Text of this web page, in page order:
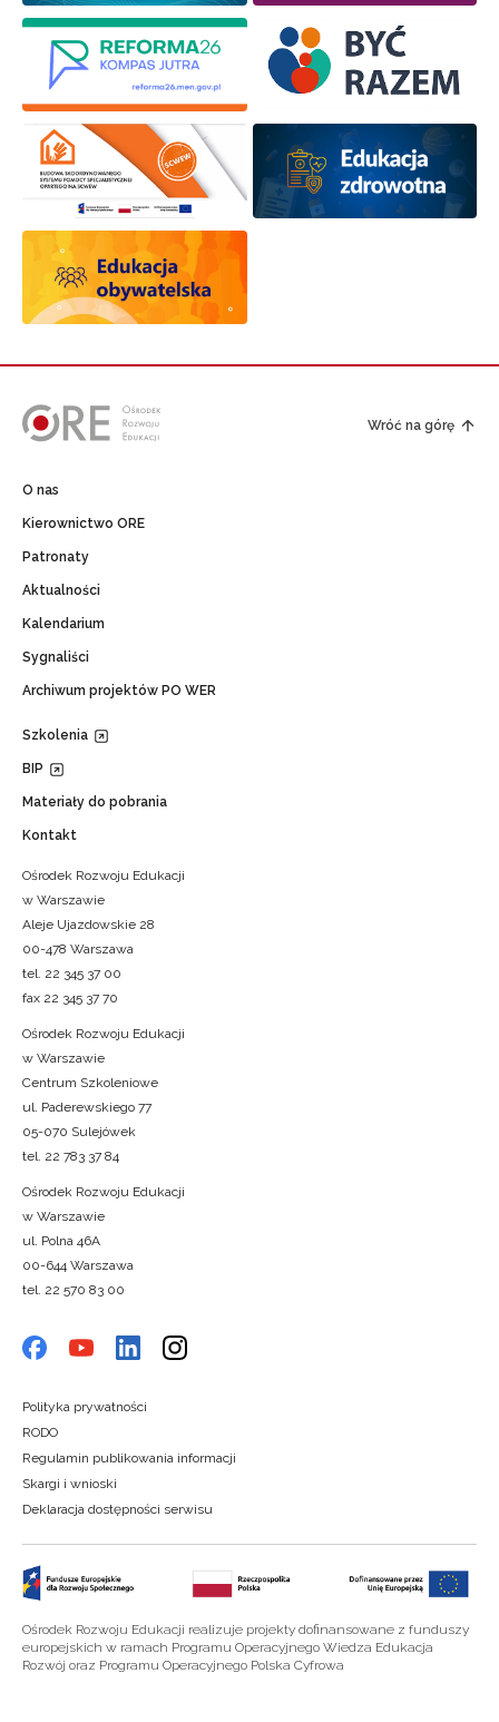
Wróć na górę
O nas
Kierownictwo ORE
Patronaty
Aktualności
Kalendarium
Sygnaliści
Archiwum projektów PO WER
Szkolenia
BIP
Materiały do pobrania
Kontakt
Ośrodek Rozwoju Edukacji
w Warszawie
Aleje Ujazdowskie 28
00-478 Warszawa
tel. 22 345 37 00
fax 22 345 37 70
Ośrodek Rozwoju Edukacji
w Warszawie
Centrum Szkoleniowe
ul. Paderewskiego 77
05-070 Sulejówek
tel. 22 783 37 84
Ośrodek Rozwoju Edukacji
w Warszawie
ul. Polna 46A
00-644 Warszawa
tel. 22 570 83 00
Polityka prywatności
RODO
Regulamin publikowania informacji
Skargi i wnioski
Deklaracja dostępności serwisu
Ośrodek Rozwoju Edukacji realizuje projekty dofinansowane z funduszy
europejskich w ramach Programu Operacyjnego Wiedza Edukacja
Rozwój oraz Programu Operacyjnego Polska Cyfrowa